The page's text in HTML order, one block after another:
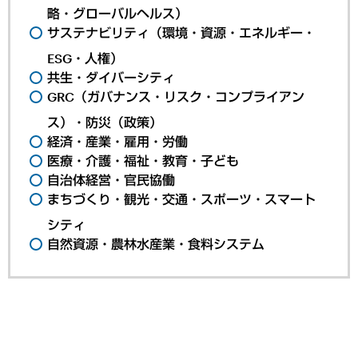
略・グローバルヘルス）
サステナビリティ（環境・資源・エネルギー・
ESG・人権）
共生・ダイバーシティ
GRC（ガバナンス・リスク・コンプライアン
ス）・防災（政策）
経済・産業・雇用・労働
医療・介護・福祉・教育・子ども
自治体経営・官民協働
まちづくり・観光・交通・スポーツ・スマート
シティ
自然資源・農林水産業・食料システム